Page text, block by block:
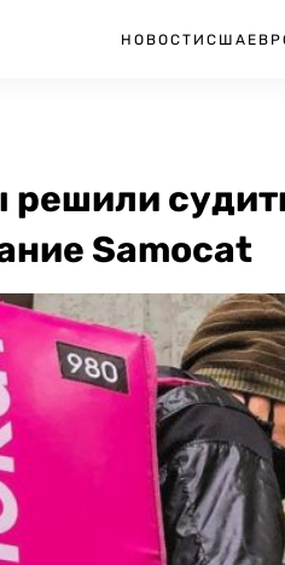
НОВОСТИ США
Samocat